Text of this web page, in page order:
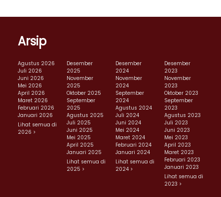
Arsip
Agustus 2026
Juli 2026
Juni 2026
Mei 2026
April 2026
Maret 2026
Februari 2026
Januari 2026
Lihat semua di
2026 >
Desember
2025
November
2025
Oktober 2025
September
2025
Agustus 2025
Juli 2025
Juni 2025
Mei 2025
April 2025
Januari 2025
Lihat semua di
2025 >
Desember
2024
November
2024
September
2024
Agustus 2024
Juli 2024
Juni 2024
Mei 2024
Maret 2024
Februari 2024
Januari 2024
Lihat semua di
2024 >
Desember
2023
November
2023
Oktober 2023
September
2023
Agustus 2023
Juli 2023
Juni 2023
Mei 2023
April 2023
Maret 2023
Februari 2023
Januari 2023
Lihat semua di
2023 >